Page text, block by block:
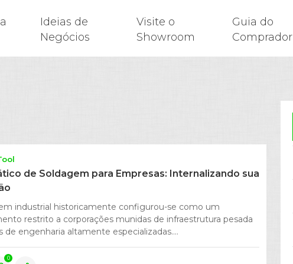
Ideias de
Negócios
Visite o
Showroom
Guia do
Comprador
de Soldagem para Empresas: Internalizando sua
industrial historicamente configurou-se como um
restrito a corporações munidas de infraestrutura pesada
de engenharia altamente especializadas....
0